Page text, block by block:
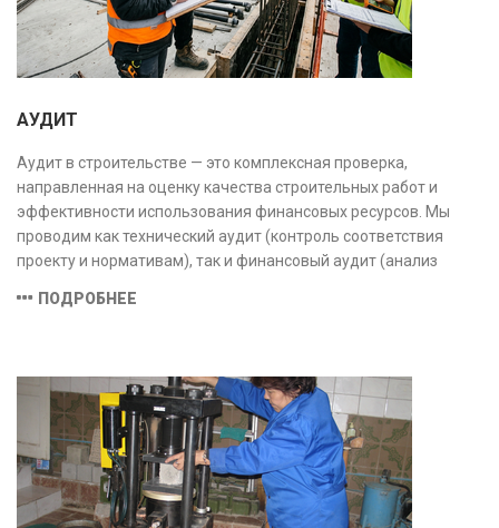
АУДИТ
Аудит в строительстве — это комплексная проверка,
направленная на оценку качества строительных работ и
эффективности использования финансовых ресурсов. Мы
проводим как технический аудит (контроль соответствия
проекту и нормативам), так и финансовый аудит (анализ
безопасность и экономическую обоснованность проекта.
ПОДРОБНЕЕ